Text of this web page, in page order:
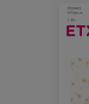
Egizu lan gurekin